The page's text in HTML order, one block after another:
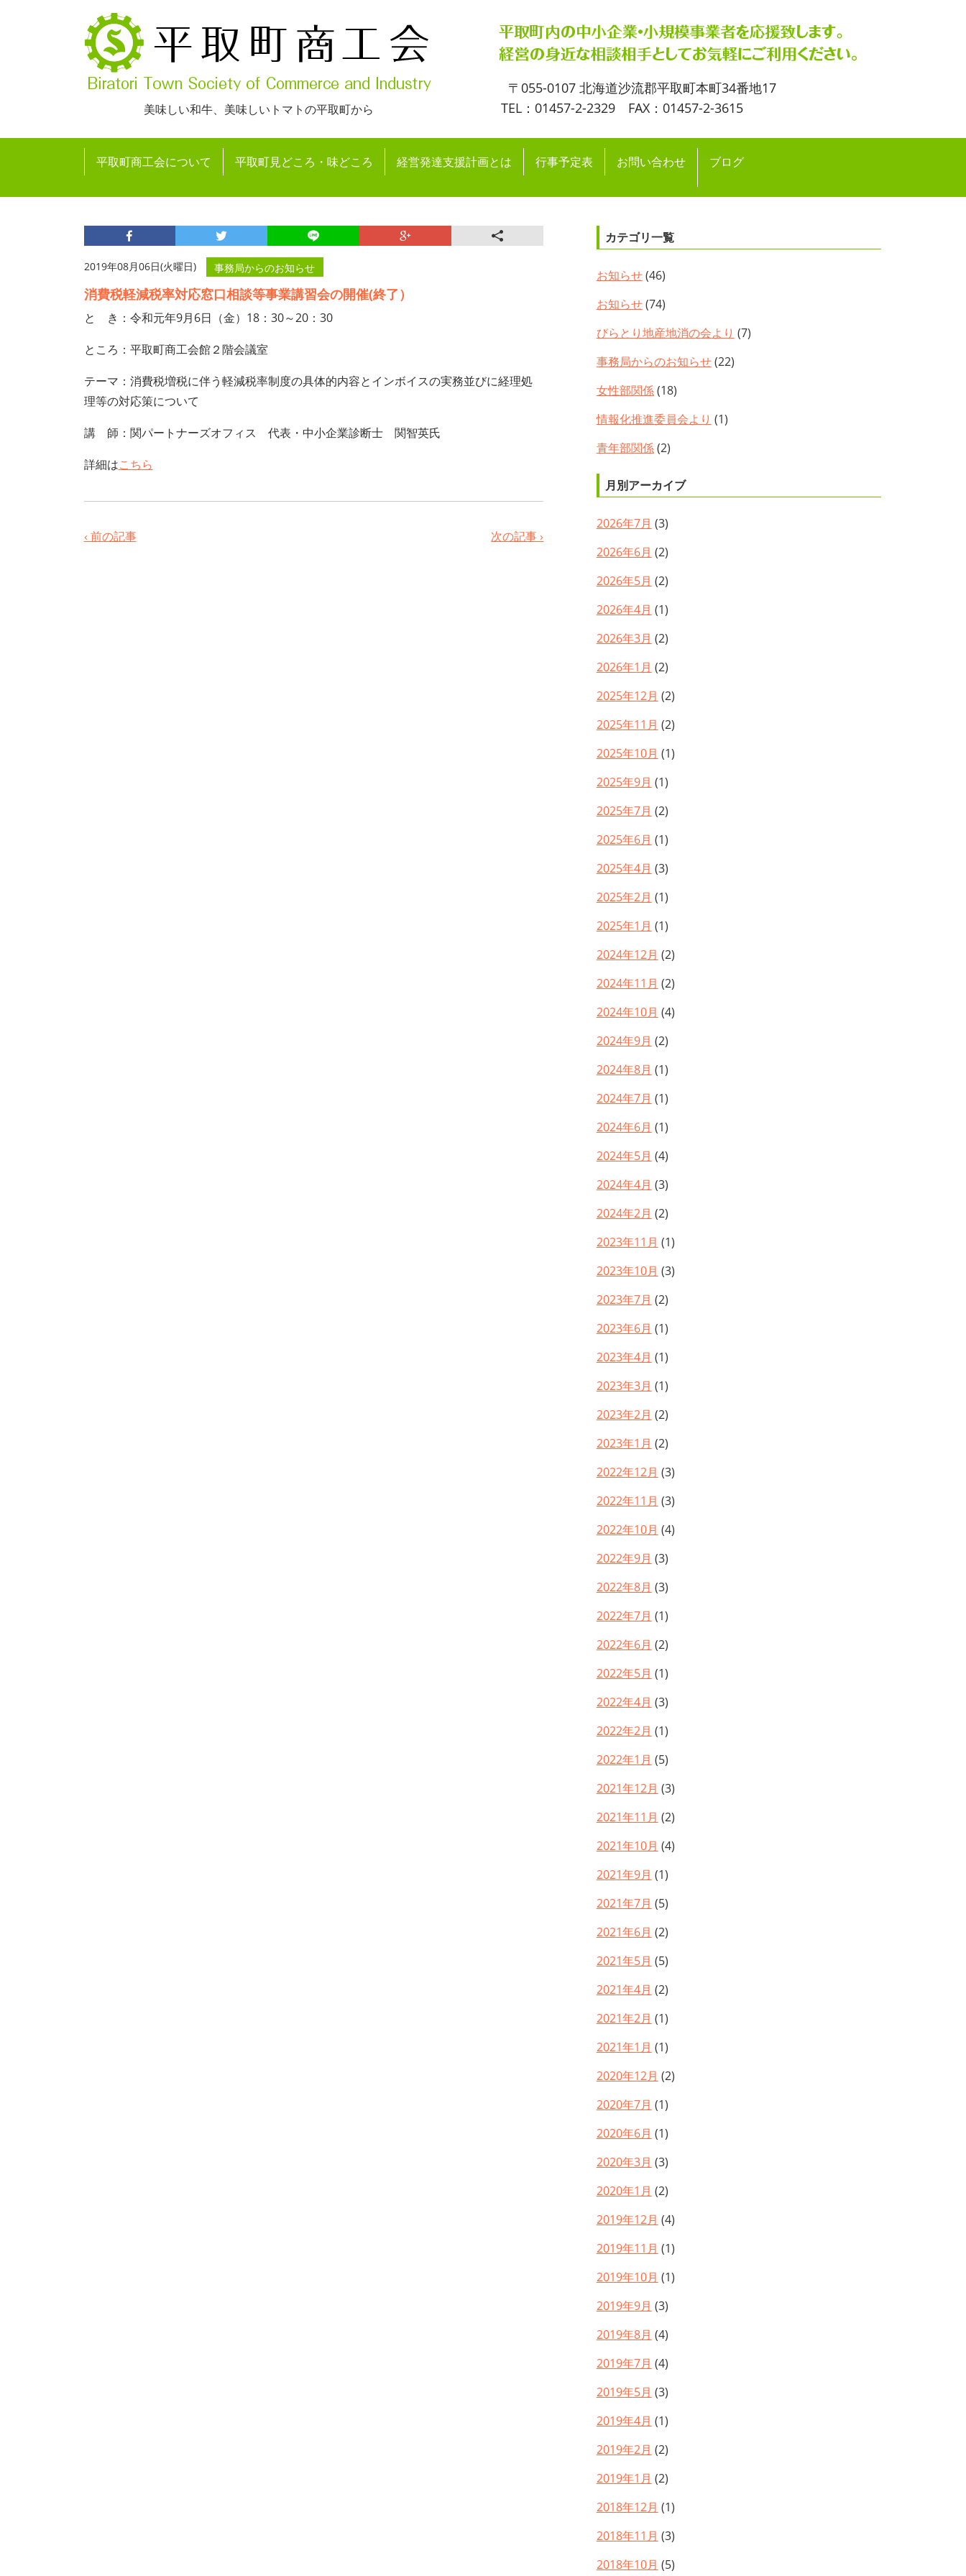
美味しい和牛、美味しいトマトの平取町から
〒055-0107 北海道沙流郡平取町本町34番地17
TEL：01457-2-2329 FAX：01457-2-3615
平取町商工会について 平取町見どころ・味どころ 経営発達支援計画とは 行事予定表 お問い合わせ ブログ
2019年08月06日(火曜日) 事務局からのお知らせ
消費税軽減税率対応窓口相談等事業講習会の開催(終了）
と き：令和元年9月6日（金）18：30～20：30
ところ：平取町商工会館２階会議室
テーマ：消費税増税に伴う軽減税率制度の具体的内容とインボイスの実務並びに経理処
理等の対応策について
講 師：関パートナーズオフィス 代表・中小企業診断士 関智英氏
詳細はこちら
‹ 前の記事 次の記事 ›
カテゴリ一覧
お知らせ(46)
お知らせ(74)
びらとり地産地消の会より (7)
事務局からのお知らせ(22)
女性部関係(18)
情報化推進委員会より (1)
青年部関係(2)
月別アーカイブ
2026年7月 (3)
2026年6月 (2)
2026年5月 (2)
2026年4月 (1)
2026年3月 (2)
2026年1月 (2)
2025年12月 (2)
2025年11月 (2)
2025年10月 (1)
2025年9月 (1)
2025年7月 (2)
2025年6月 (1)
2025年4月 (3)
2025年2月 (1)
2025年1月 (1)
2024年12月 (2)
2024年11月 (2)
2024年10月 (4)
2024年9月 (2)
2024年8月 (1)
2024年7月 (1)
2024年6月 (1)
2024年5月 (4)
2024年4月 (3)
2024年2月 (2)
2023年11月 (1)
2023年10月 (3)
2023年7月 (2)
2023年6月 (1)
2023年4月 (1)
2023年3月 (1)
2023年2月 (2)
2023年1月 (2)
2022年12月 (3)
2022年11月 (3)
2022年10月 (4)
2022年9月 (3)
2022年8月 (3)
2022年7月 (1)
2022年6月 (2)
2022年5月 (1)
2022年4月 (3)
2022年2月 (1)
2022年1月 (5)
2021年12月 (3)
2021年11月 (2)
2021年10月 (4)
2021年9月 (1)
2021年7月 (5)
2021年6月 (2)
2021年5月 (5)
2021年4月 (2)
2021年2月 (1)
2021年1月 (1)
2020年12月 (2)
2020年7月 (1)
2020年6月 (1)
2020年3月 (3)
2020年1月 (2)
2019年12月 (4)
2019年11月 (1)
2019年10月 (1)
2019年9月 (3)
2019年8月 (4)
2019年7月 (4)
2019年5月 (3)
2019年4月 (1)
2019年2月 (2)
2019年1月 (2)
2018年12月 (1)
2018年11月 (3)
2018年10月 (5)